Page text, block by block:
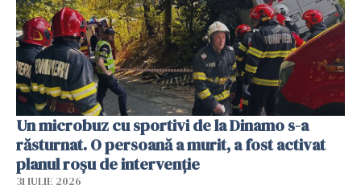
Un microbuz cu sportivi de la Dinamo s-a
răsturnat. O persoană a murit, a fost activat
planul roșu de intervenție
31 IULIE 2026